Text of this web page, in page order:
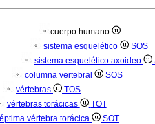
cuerpo humano
sistema esquelético
SOS
sistema esquelético axoideo
columna vertebral
SOS
vértebras
TOS
vértebras torácicas
TOT
vértebra torácica
SOT